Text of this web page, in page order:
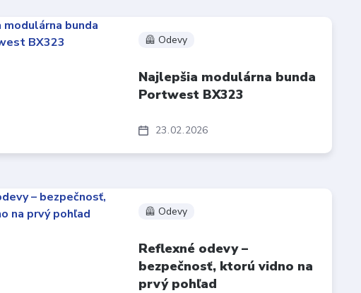
23 02 2026
🦺 Odevy
Najlepšia modulárna bunda
Portwest BX323
🦺 Odevy
Reflexné odevy –
bezpečnosť, ktorú vidno na
prvý pohľad